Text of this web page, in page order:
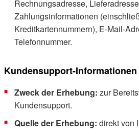
Rechnungsadresse,
Zahlungsinformationen
Kreditkartennummern), E-Mail-
Telefonnummer.
Kundensupport-Informationen
Zweck der Erhebung: zur
Kundensupport.
Quelle der Erhebung: direkt von